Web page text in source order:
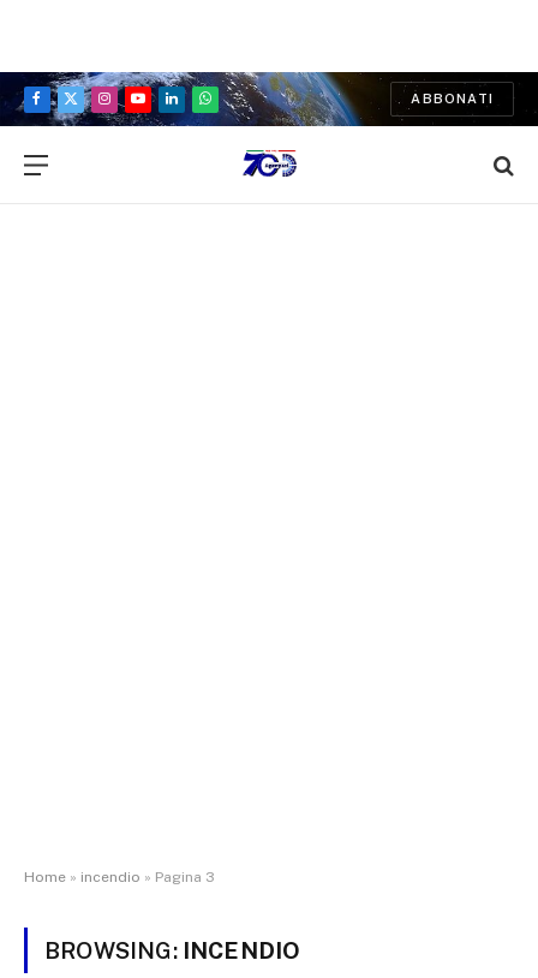
Facebook
X
Instagram
YouTubeLinkedInWhatsApp
ABBONATI
Home » incendio » Pagina 3
BROWSING: INCENDIO